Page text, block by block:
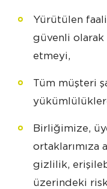
Yürütülen
güvenli
etmeyi,
Tüm müşteri
Birliğimize,
ortaklarımıza
gizlilik,
üzerindeki